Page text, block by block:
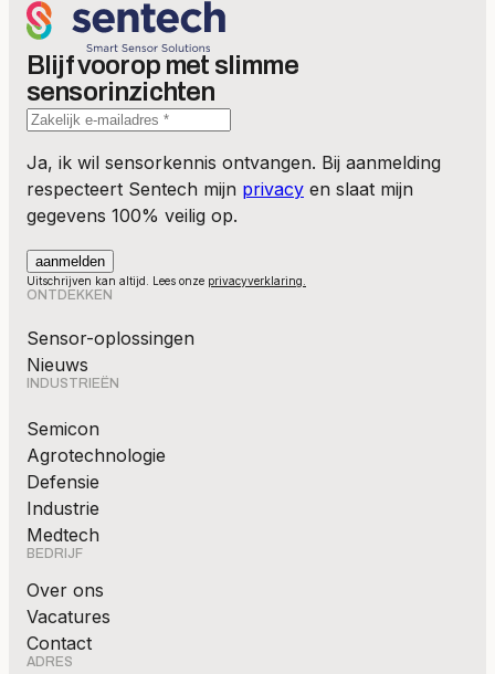
Blijf voorop met slimme
sensorinzichten
Ja, ik wil sensorkennis ontvangen. Bij aanmelding
respecteert Sentech mijn privacy en slaat mijn
gegevens 100% veilig op.
Uitschrijven kan altijd. Lees onze privacyverklaring.
ONTDEKKEN
Sensor-oplossingen
Nieuws
INDUSTRIEËN
Semicon
Agrotechnologie
Defensie
Industrie
Medtech
BEDRIJF
Over ons
Vacatures
Contact
ADRES